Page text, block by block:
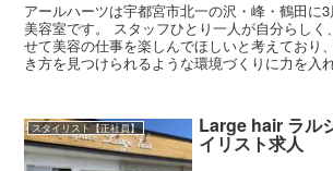
アールハーツは宇都宮市北一の沢・峰・鶴田に
美容室です。 スタッフひとり一人が自分らしく
せて美容の仕事を楽しんでほしいと考えており
き方を見つけられるような環境づくりに力を入
スタイリスト【正社員】 Large hair ラル
イリスト求人